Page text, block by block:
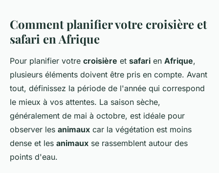
Comment planifier votre croisière et
safari en Afrique
Pour planifier votre croisière et safari en Afrique,
plusieurs éléments doivent être pris en compte. Avant
tout, définissez la période de l'année qui correspond
le mieux à vos attentes. La saison sèche,
généralement de mai à octobre, est idéale pour
observer les animaux car la végétation est moins
dense et les animaux se rassemblent autour des
points d'eau.